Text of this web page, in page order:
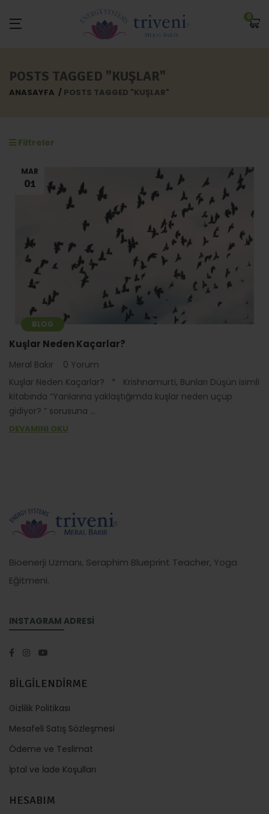
0
POSTS TAGGED "KUŞLAR"
ANASAYFA POSTS TAGGED "KUŞLAR"
Filtreler
BLOG
MAR
01
Kuşlar Neden Kaçarlar?
Meral Bakır
0 Yorum
Kuşlar Neden Kaçarlar? * Krishnamurti, Bunları Düşün isimli
kitabında “Yanlarına yaklaştığımda kuşlar neden uçup
gidiyor? ” sorusuna ...
DEVAMINI OKU
Bioenerji Uzmanı, Seraphim Blueprint Teacher, Yoga
Eğitmeni.
INSTAGRAM ADRESİ
BİLGİLENDİRME
Gizlilik Politikası
Mesafeli Satış Sözleşmesi
Ödeme ve Teslimat
İptal ve İade Koşulları
HESABIM